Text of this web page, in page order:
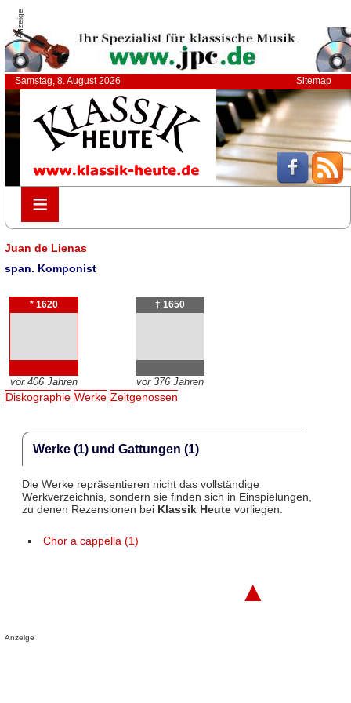
Anzeige
Samstag, 8. August 2026 Sitemap
≡
≡
Juan de Lienas
span. Komponist
* 1620
vor 406 Jahren
† 1650
vor 376 Jahren
Diskographie Werke Zeitgenossen
Werke (1) und Gattungen (1)
Die Werke repräsentieren nicht das vollständige
Werkverzeichnis, sondern sie finden sich in Einspielungen,
zu denen Rezensionen bei Klassik Heutevorliegen.
Chor a cappella (1)
▲
Anzeige